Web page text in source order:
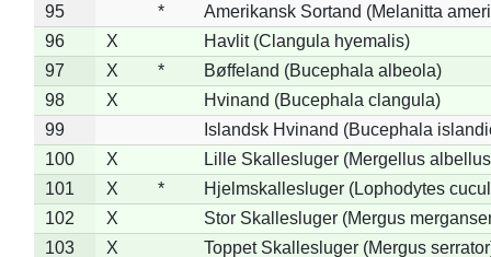
95
*
Amerikansk Sortand (Melanitta
96
X
Havlit (Clangula hyemalis)
97
X *
Bøffeland (Bucephala albeola)
98
X
Hvinand (Bucephala clangula)
99
Islandsk Hvinand (Bucephala
100
X
Lille Skallesluger (Mergellus
101
X *
Hjelmskallesluger (Lophodytes
102
X
Stor Skallesluger (Mergus
103
X Toppet Skallesluger (Mergus